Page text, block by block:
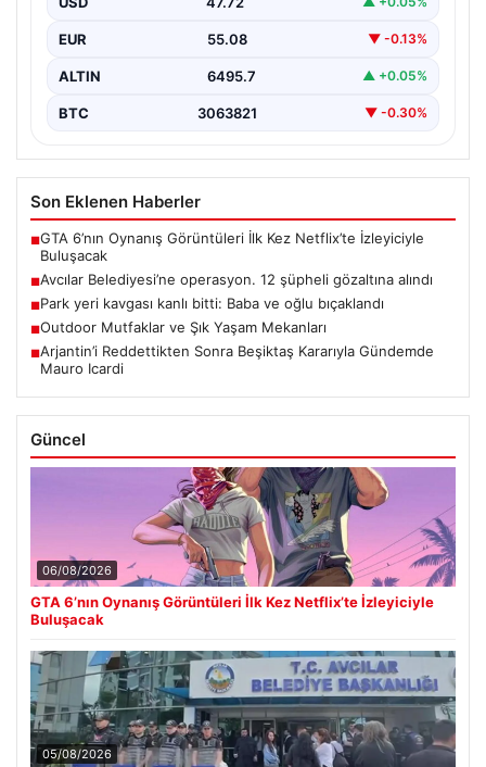
önemli ilçelerinden…
EUR 55.08 ▼ -0.13%
ALTIN 6495.7 ▲ +0.05%
BTC 3063821 ▼ -0.30%
Son Eklenen Haberler
■GTA 6’nın Oynanış Görüntüleri İlk Kez Netflix’te İzleyiciyle
Buluşacak
■Avcılar Belediyesi’ne operasyon. 12 şüpheli gözaltına alındı
■Park yeri kavgası kanlı bitti: Baba ve oğlu bıçaklandı
■Outdoor Mutfaklar ve Şık Yaşam Mekanları
■Arjantin’i Reddettikten Sonra Beşiktaş Kararıyla Gündemde
Mauro Icardi
Güncel
06/08/2026
GTA 6’nın Oynanış Görüntüleri İlk Kez Netflix’te İzleyiciyle
Buluşacak
05/08/2026